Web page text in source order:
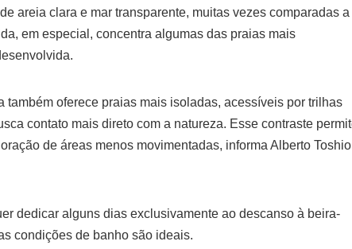
areia clara e mar transparente, muitas vezes comparadas a
em especial, concentra algumas das praias mais
oferece praias mais isoladas, acessíveis por trilhas
contato mais direto com a natureza. Esse contraste
de áreas menos movimentadas, informa Alberto Toshio
dedicar alguns dias exclusivamente ao descanso à beira-
condições de banho são ideais.